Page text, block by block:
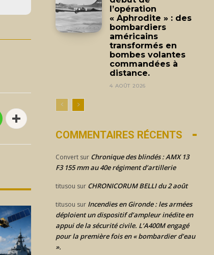
l’opération
« Aphrodite » : des
bombardiers
américains
transformés en
bombes volantes
commandées à
distance.
4 AOÛT 2026
COMMENTAIRES RÉCENTS
Convert sur Chronique des blindés : AMX 13
F3 155 mm au 40e régiment d’artillerie
titusou sur CHRONICORUM BELLI du 2 août
titusou sur Incendies en Gironde : les armées
déploient un dispositif d’ampleur inédite en
appui de la sécurité civile. L’A400M engagé
pour la première fois en « bombardier d’eau
».